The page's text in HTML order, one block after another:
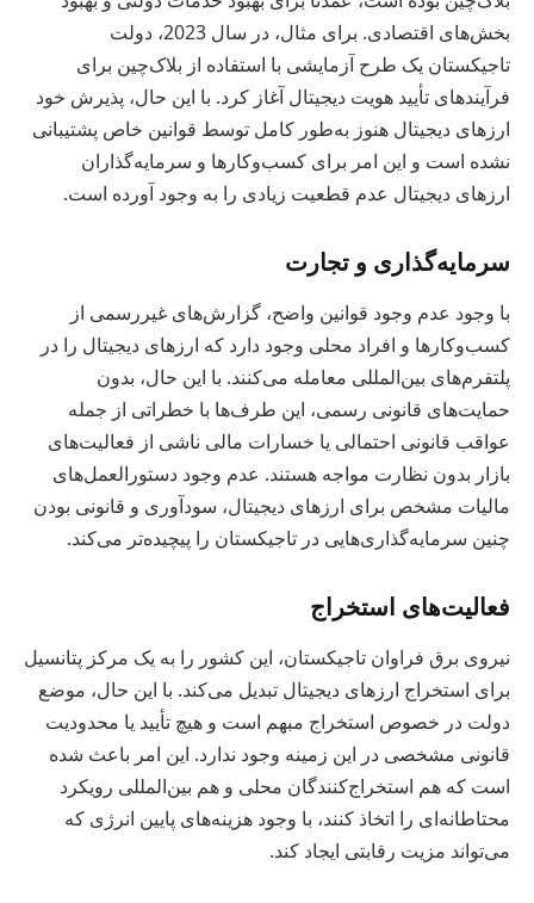
بخش‌های اقتصادی. برای مثال، در سال 2023، دولت
تاجیکستان یک طرح آزمایشی با استفاده از بلاک‌چین برای
فرآیندهای تأیید هویت دیجیتال آغاز کرد. با این حال، پذیرش خود
ارزهای دیجیتال هنوز به‌طور کامل توسط قوانین خاص پشتیبانی
نشده است و این امر برای کسب‌وکارها و سرمایه‌گذاران
ارزهای دیجیتال عدم قطعیت زیادی را به وجود آورده است.
سرمایه‌گذاری و تجارت
با وجود عدم وجود قوانین واضح، گزارش‌های غیررسمی از
کسب‌وکارها و افراد محلی وجود دارد که ارزهای دیجیتال را در
پلتفرم‌های بین‌المللی معامله می‌کنند. با این حال، بدون
حمایت‌های قانونی رسمی، این طرف‌ها با خطراتی از جمله
عواقب قانونی احتمالی یا خسارات مالی ناشی از فعالیت‌های
بازار بدون نظارت مواجه هستند. عدم وجود دستورالعمل‌های
مالیات مشخص برای ارزهای دیجیتال، سودآوری و قانونی بودن
چنین سرمایه‌گذاری‌هایی در تاجیکستان را پیچیده‌تر می‌کند.
فعالیت‌های استخراج
نیروی برق فراوان تاجیکستان، این کشور را به یک مرکز پتانسیل
برای استخراج ارزهای دیجیتال تبدیل می‌کند. با این حال، موضع
دولت در خصوص استخراج مبهم است و هیچ تأیید یا محدودیت
قانونی مشخصی در این زمینه وجود ندارد. این امر باعث شده
است که هم استخراج‌کنندگان محلی و هم بین‌المللی رویکرد
محتاطانه‌ای را اتخاذ کنند، با وجود هزینه‌های پایین انرژی که
می‌تواند مزیت رقابتی ایجاد کند.